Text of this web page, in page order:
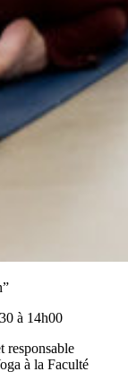
à 14h00
responsable
à la Faculté